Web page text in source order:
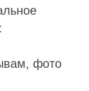
фото